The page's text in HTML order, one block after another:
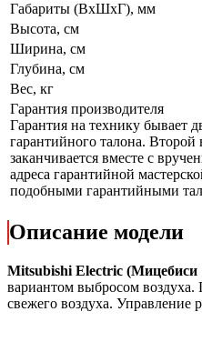
Габариты (ВxШxГ), мм
Высота, см
Ширина, см
Глубина, см
Вес, кг
Гарантия производителя
Гарантия на технику бывает
гарантийного талона. Второй
заканчивается вместе с
адреса гарантийной
подобными гарантийными
Описание модели
Mitsubishi Electric
вариантом выбросом воздуха.
свежего воздуха. Управление